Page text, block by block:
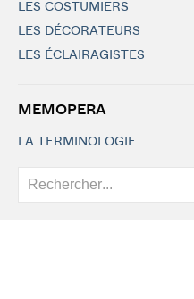
LES COSTUMIERS
LES DÉCORATEURS
LES ÉCLAIRAGISTES
MEMOPERA
LA TERMINOLOGIE